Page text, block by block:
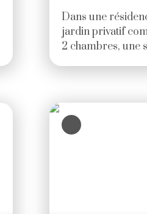
Dans une
jardin privatif
2 chambres, une
00 euros.